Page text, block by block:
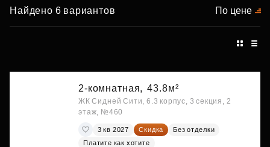
Найдено 6 вариантов По цене
2-комнатная, 43.8м²
ЖК Сидней Сити, 6.3 корпус, 3 секция, 2
этаж, №460
3 кв 2027 Скидка
Без отделки
Платите как хотите